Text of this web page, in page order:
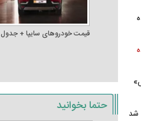
قیمت خودرو‌های سایپا + جدول
حتما بخوانید
شد